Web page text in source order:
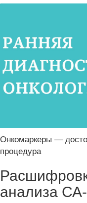
Онкомаркеры —
процедура
анализа